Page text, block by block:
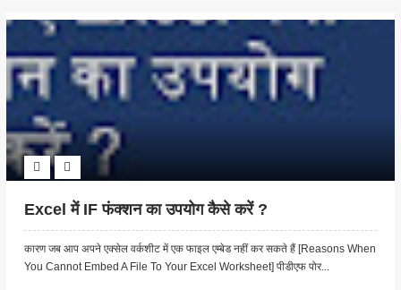
Excel में IF फंक्शन का उपयोग कैसे करें ?
कारण जब आप अपने एक्सेल वर्कशीट में एक फाइल एम्बेड नहीं कर सकते हैं [Reasons When
You Cannot Embed A File To Your Excel Worksheet] पीडीएफ पोर...